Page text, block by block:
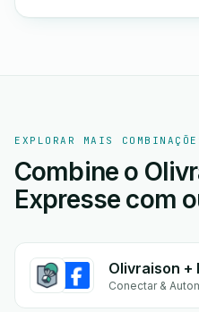
EXPLORAR MAIS
Combine o
Expresse com
Olivraison +
Conectar &